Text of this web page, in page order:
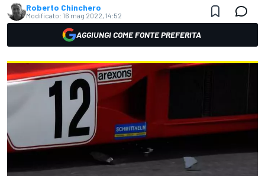
Roberto Chinchero
Modificato: 16 mag 2022, 14:52
AGGIUNGI COME FONTE PREFERITA